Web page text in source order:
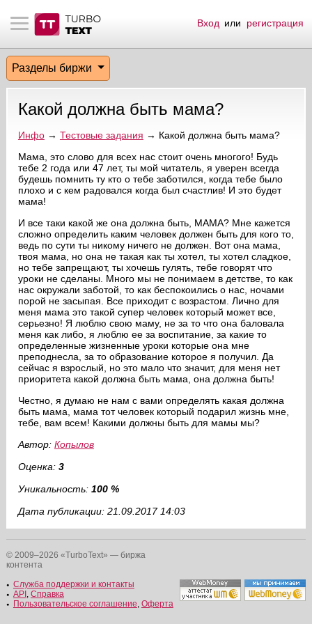
материалы
биржи
пользователи
эфир
на сайте
пользователей
сообщения
по форуму
Вход или регистрация
Разделы биржи
Какой должна быть мама?
Инфо→ Тестовые задания → Какой должна быть мама?
Мама, это слово для всех нас стоит очень многого! Будь
тебе 2 года или 47 лет, ты мой читатель, я уверен всегда
будешь помнить ту кто о тебе заботился, когда тебе было
плохо и с кем радовался когда был счастлив! И это будет
мама!
И все таки какой же она должна быть, МАМА? Мне кажется
сложно определить каким человек должен быть для кого то,
ведь по сути ты никому ничего не должен. Вот она мама,
твоя мама, но она не такая как ты хотел, ты хотел сладкое,
но тебе запрещают, ты хочешь гулять, тебе говорят что
уроки не сделаны. Много мы не понимаем в детстве, то как
нас окружали заботой, то как беспокоились о нас, ночами
порой не засыпая. Все приходит с возрастом. Лично для
меня мама это такой супер человек который может все,
серьезно! Я люблю свою маму, не за то что она баловала
меня как либо, я люблю ее за воспитание, за какие то
определенные жизненные уроки которые она мне
преподнесла, за то образование которое я получил. Да
сейчас я взрослый, но это мало что значит, для меня нет
приоритета какой должна быть мама, она должна быть!
Честно, я думаю не нам с вами определять какая должна
быть мама, мама тот человек который подарил жизнь мне,
тебе, вам всем! Какими должны быть для мамы мы?
Автор: Копылов
Оценка: 3
Уникальность: 100 %
Дата публикации: 21.09.2017 14:03
© 2009–2026 «TurboText» — биржа
контента
Служба поддержки и контакты
API , Справка
Пользовательское соглашение, Оферта